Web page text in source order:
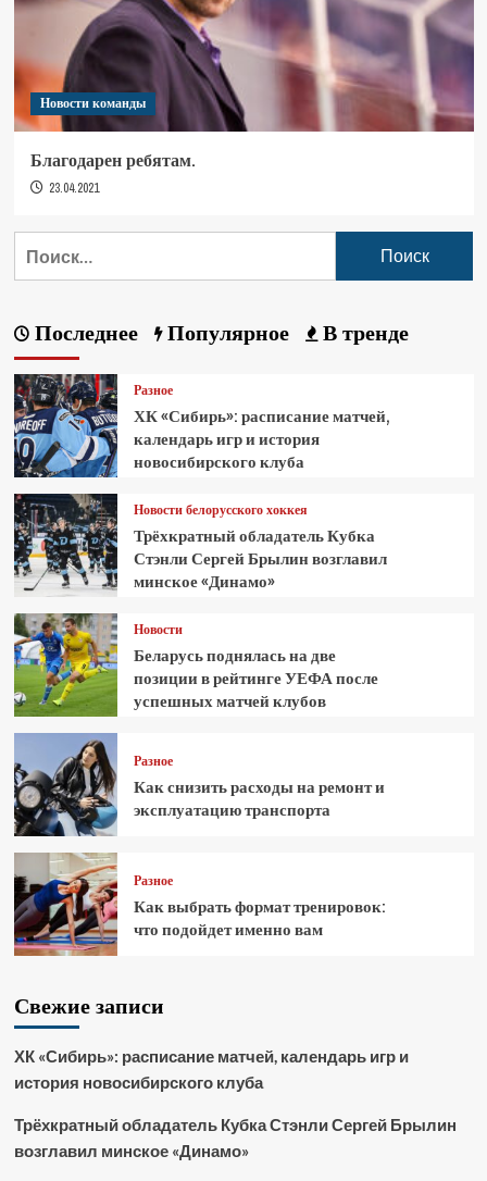
Новости команды
Благодарен ребятам.
23.04.2021
Последнее Популярное В тренде
Разное
ХК «Сибирь»: расписание матчей,
календарь игр и история
новосибирского клуба
Новости белорусского хоккея
Трёхкратный обладатель Кубка
Стэнли Сергей Брылин возглавил
минское «Динамо»
Новости
Беларусь поднялась на две
позиции в рейтинге УЕФА после
успешных матчей клубов
Разное
Как снизить расходы на ремонт и
эксплуатацию транспорта
Разное
Как выбрать формат тренировок:
что подойдет именно вам
Свежие записи
ХК «Сибирь»: расписание матчей, календарь игр и
история новосибирского клуба
Трёхкратный обладатель Кубка Стэнли Сергей Брылин
возглавил минское «Динамо»